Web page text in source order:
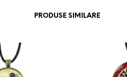
PRODUSE SIMILARE